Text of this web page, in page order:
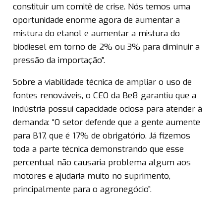
constituir um comitê de crise. Nós temos uma
oportunidade enorme agora de aumentar a
mistura do etanol e aumentar a mistura do
biodiesel em torno de 2% ou 3% para diminuir a
pressão da importação”.
Sobre a viabilidade técnica de ampliar o uso de
fontes renováveis, o CEO da Be8 garantiu que a
indústria possui capacidade ociosa para atender à
demanda: “O setor defende que a gente aumente
para B17, que é 17% de obrigatório. Já fizemos
toda a parte técnica demonstrando que esse
percentual não causaria problema algum aos
motores e ajudaria muito no suprimento,
principalmente para o agronegócio”.